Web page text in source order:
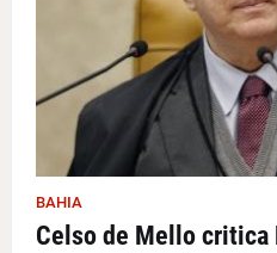
BAHIA
Celso de Mello critica